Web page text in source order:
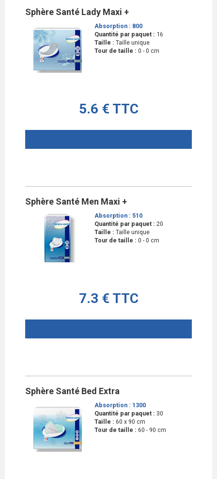
Sphère Santé Lady Maxi +
Absorption : 800
Quantité par paquet : 16
Taille : Taille unique
Tour de taille : 0 - 0 cm
5.6 € TTC
Sphère Santé Men Maxi +
Absorption : 510
Quantité par paquet : 20
Taille : Taille unique
Tour de taille : 0 - 0 cm
7.3 € TTC
Sphère Santé Bed Extra
Absorption : 1300
Quantité par paquet : 30
Taille : 60 x 90 cm
Tour de taille : 60 - 90 cm